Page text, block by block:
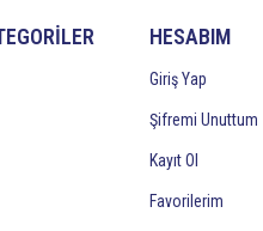
HESABIM
Giriş Yap
Şifremi Unuttum
Kayıt Ol
Favorilerim